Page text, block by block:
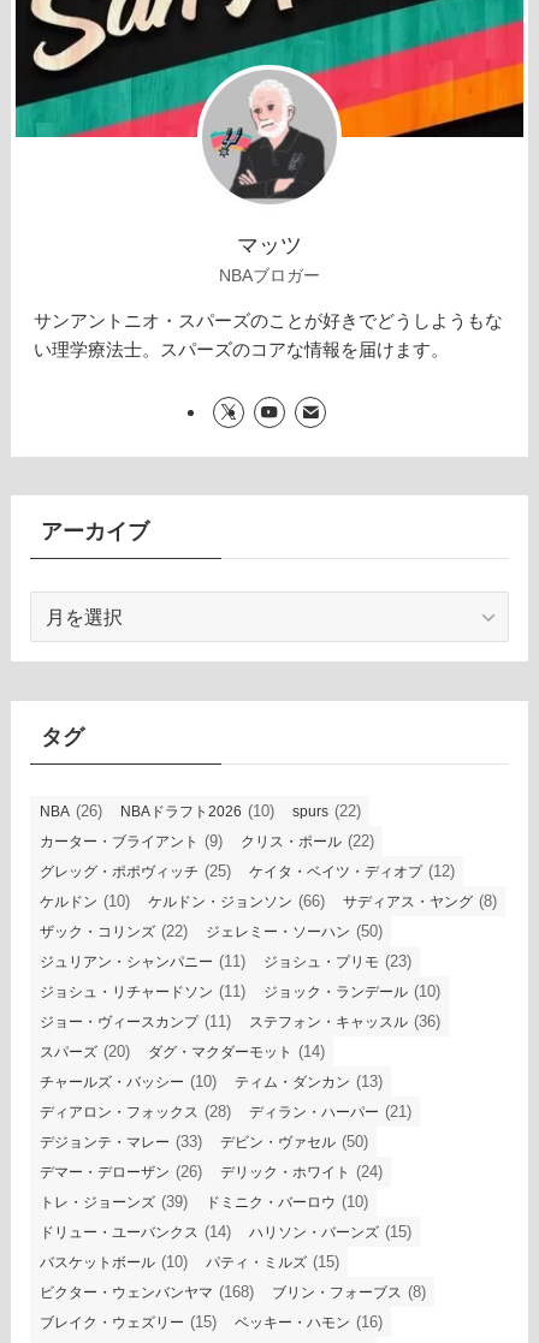
マッツ
NBAブロガー
サンアントニオ・スパーズのことが好きでどうしようもな
い理学療法士。スパーズのコアな情報を届けます。
アーカイブ
カ
タグ
NBA (26) NBAドラフト2026 (10) spurs (22)
カーター・ブライアント (9) クリス・ポール (22)
グレッグ・ポポヴィッチ (25) ケイタ・ベイツ・ディオプ(12)
ケルドン (10) ケルドン・ジョンソン (66) サディアス・ヤング (8)
ザック・コリンズ (22) ジェレミー・ソーハン (50)
ジュリアン・シャンパニー (11) ジョシュ・プリモ (23)
ジョシュ・リチャードソン (11) ジョック・ランデール (10)
ジョー・ヴィースカンプ(11) ステフォン・キャッスル (36)
スパーズ (20) ダグ・マクダーモット (14)
チャールズ・バッシー (10) ティム・ダンカン (13)
ディアロン・フォックス (28) ディラン・ハーパー (21)
デジョンテ・マレー (33) デビン・ヴァセル (50)
デマー・デローザン (26) デリック・ホワイト (24)
トレ・ジョーンズ (39) ドミニク・バーロウ (10)
ドリュー・ユーバンクス (14) ハリソン・バーンズ (15)
バスケットボール (10) パティ・ミルズ (15)
ビクター・ウェンバンヤマ (168) ブリン・フォーブス (8)
ブレイク・ウェズリー (15) ベッキー・ハモン (16)